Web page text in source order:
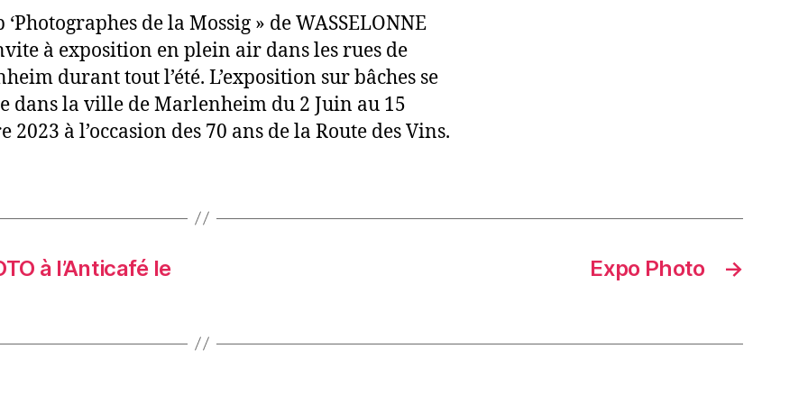
‘Photographes de la Mossig » de WASSELONNE
à exposition en plein air dans les rues de
durant tout l’été. L’exposition sur bâches se
dans la ville de Marlenheim du 2 Juin au 15
2023 à l’occasion des 70 ans de la Route des Vins.
à l’Anticafé le →
Expo Photo